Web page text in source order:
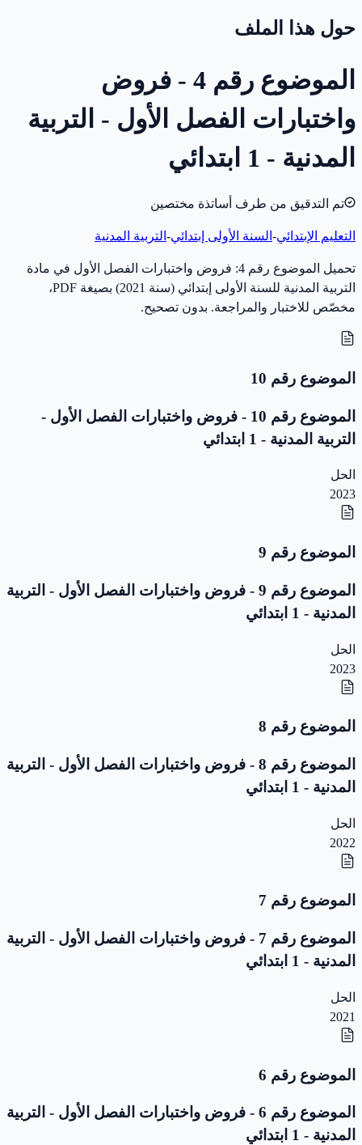
حول هذا الملف
الموضوع رقم 4 - فروض
واختبارات الفصل الأول - التربية
المدنية - 1 ابتدائي
تم التدقيق من طرف أساتذة مختصين
التعليم الإبتدائي- السنة الأولى إبتدائي- التربية المدنية
تحميل الموضوع رقم 4: فروض واختبارات الفصل الأول في مادة
التربية المدنية للسنة الأولى إبتدائي (سنة 2021) بصيغة PDF،
مخصّص للاختبار والمراجعة. بدون تصحيح.
الموضوع رقم 10
الموضوع رقم 10 - فروض واختبارات الفصل الأول -
التربية المدنية - 1 ابتدائي
الحل
2023
الموضوع رقم 9
الموضوع رقم 9 - فروض واختبارات الفصل الأول - التربية
المدنية - 1 ابتدائي
الحل
2023
الموضوع رقم 8
الموضوع رقم 8 - فروض واختبارات الفصل الأول - التربية
المدنية - 1 ابتدائي
الحل
2022
الموضوع رقم 7
الموضوع رقم 7 - فروض واختبارات الفصل الأول - التربية
المدنية - 1 ابتدائي
الحل
2021
الموضوع رقم 6
الموضوع رقم 6 - فروض واختبارات الفصل الأول - التربية
المدنية - 1 ابتدائي